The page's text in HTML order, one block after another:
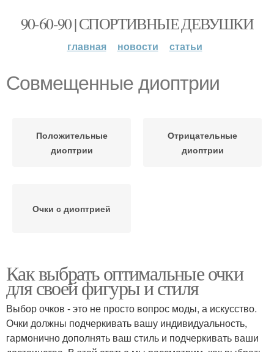
90-60-90 | СПОРТИВНЫЕ ДЕВУШКИ
главная новости статьи
Совмещенные диоптрии
Положительные
диоптрии
Отрицательные
диоптрии
Очки с диоптрией
Как выбрать оптимальные очки
для своей фигуры и стиля
Выбор очков - это не просто вопрос моды, а искусство.
Очки должны подчеркивать вашу индивидуальность,
гармонично дополнять ваш стиль и подчеркивать ваши